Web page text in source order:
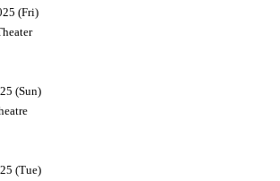
(Fri)
(Sun)
(Tue)